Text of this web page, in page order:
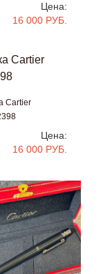
Цена:
16 000 РУБ.
Cartier
Цена:
16 000 РУБ.